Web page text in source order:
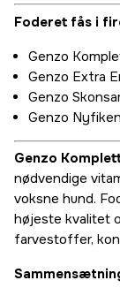
Foderet fås i
Genzo
Genzo Extra
Genzo
Genzo Nyfiken
Genzo
nødvendige
voksne hund.
højeste kvalitet
farvestoffer,